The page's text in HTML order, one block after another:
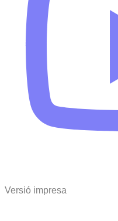
Versió impresa